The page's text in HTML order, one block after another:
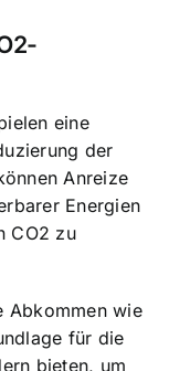
eine
der
Anreize
Energien
CO2 zu
Abkommen wie
für die
bieten, um